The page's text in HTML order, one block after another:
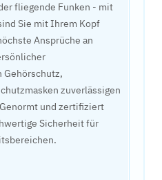
fliegende Funken - mit
Sie mit Ihrem Kopf
Ansprüche an
Gehörschutz,
zuverlässigen
und zertifiziert
Sicherheit für